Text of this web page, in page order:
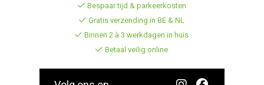
Bespaar tijd & parkeerkosten
Gratis verzending in BE & NL
Binnen 2 à 3 werkdagen in huis
Betaal veilig online